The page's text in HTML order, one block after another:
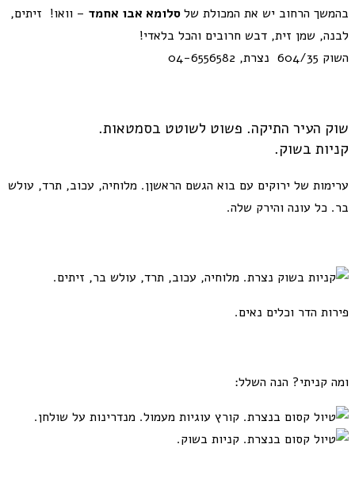
בהמשך הרחוב יש את המכולת שלסלומא אבו אחמד – וואו! זיתים,
לבנה, שמן זית, דבש חרובים והכל בלאדי!
השוק 604/35 נצרת, 04-6556582
שוק העיר התיקה. פשוט לשוטט בסמטאות.
קניות בשוק.
ערימות של ירוקים עם בוא הגשם הראשןן. מלוחיה, עכוב, תרד, עולש
בר. כל עונה והירק שלה.
פירות הדר וכלים נאים.
ומה קניתי? הנה השלל: